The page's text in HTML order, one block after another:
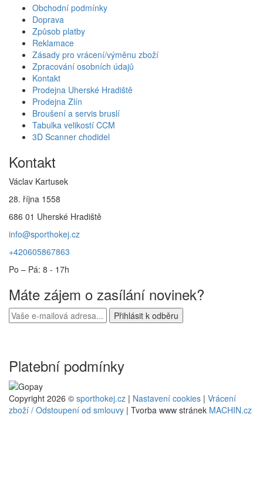
Obchodní podmínky
Doprava
Způsob platby
Reklamace
Zásady pro vrácení/výměnu zboží
Zpracování osobních údajů
Kontakt
Prodejna Uherské Hradiště
Prodejna Zlín
Broušení a servis bruslí
Tabulka velikostí CCM
3D Scanner chodidel
Kontakt
Václav Kartusek
28. října 1558
686 01 Uherské Hradiště
info@sporthokej.cz
+420605867863
Po – Pá: 8 - 17h
Máte zájem o zasílání novinek?
Platební podmínky
Copyright 2026 © sporthokej.cz | Nastavení cookies | Vrácení
zboží / Odstoupení od smlouvy | Tvorba www stránek MACHIN.cz